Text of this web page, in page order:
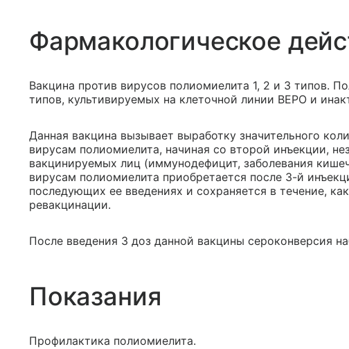
Фармакологическое
Вакцина против вирусов полиомиелита 1, 2 и 3 типов.
типов, культивируемых на клеточной линии ВЕРО и
Данная вакцина вызывает выработку значительного
вирусам полиомиелита, начиная со второй инъекции,
вакцинируемых лиц (иммунодефицит, заболевания
вирусам полиомиелита приобретается после 3-й
последующих ее введениях и сохраняется в течение,
ревакцинации.
После введения 3 доз данной вакцины сероконверсия
Показания
Профилактика полиомиелита.